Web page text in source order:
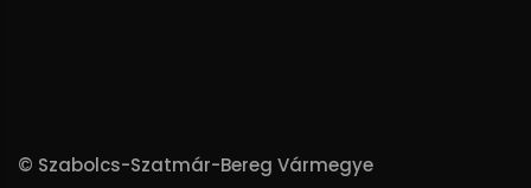
© Szabolcs-Szatmár-Bereg Vármegye